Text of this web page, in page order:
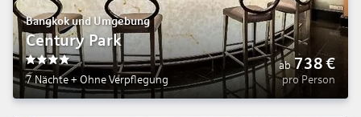
Bangkok und Umgebung
Century Park
4
7 Nächte + Ohne Verpflegung
ab 738€
pro Person